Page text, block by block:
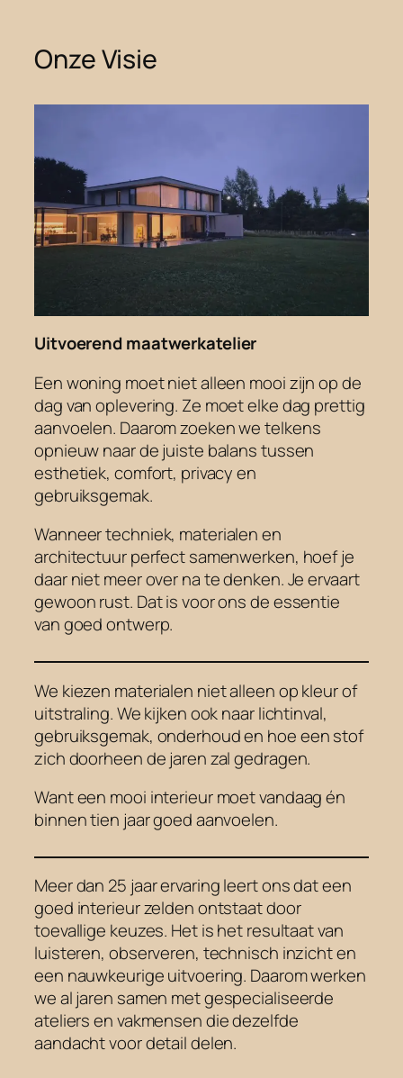
Onze Visie
Uitvoerend maatwerkatelier
Een woning moet niet alleen mooi zijn op de
dag van oplevering. Ze moet elke dag prettig
aanvoelen. Daarom zoeken we telkens
opnieuw naar de juiste balans tussen
esthetiek, comfort, privacy en
gebruiksgemak.
Wanneer techniek, materialen en
architectuur perfect samenwerken, hoef je
daar niet meer over na te denken. Je ervaart
gewoon rust. Dat is voor ons de essentie
van goed ontwerp.
We kiezen materialen niet alleen op kleur of
uitstraling. We kijken ook naar lichtinval,
gebruiksgemak, onderhoud en hoe een stof
zich doorheen de jaren zal gedragen.
Want een mooi interieur moet vandaag én
binnen tien jaar goed aanvoelen.
Meer dan 25 jaar ervaring leert ons dat een
goed interieur zelden ontstaat door
toevallige keuzes. Het is het resultaat van
luisteren, observeren, technisch inzicht en
een nauwkeurige uitvoering. Daarom werken
we al jaren samen met gespecialiseerde
ateliers en vakmensen die dezelfde
aandacht voor detail delen.